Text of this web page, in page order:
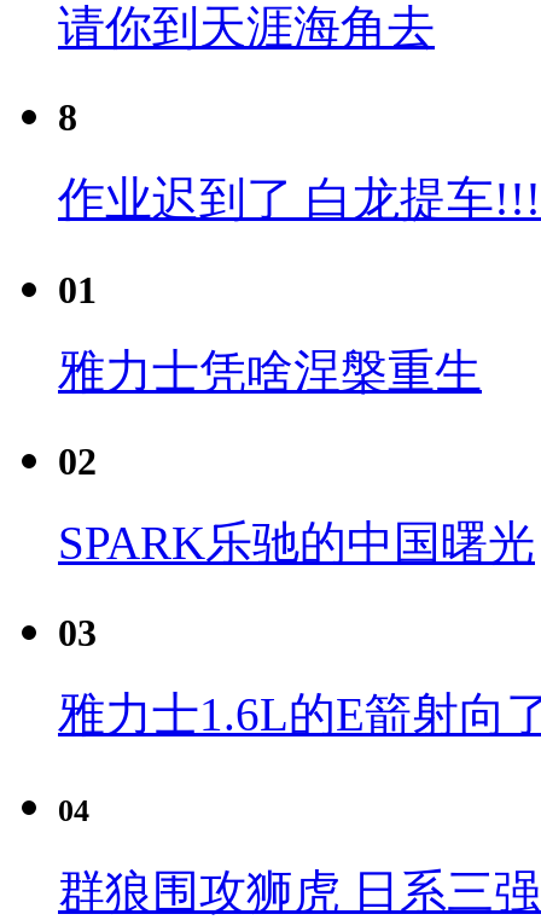
请你到天涯海角去
8
作业迟到了 白龙提车
01
雅力士凭啥涅槃重生
02
SPARK乐驰的中国曙光
03
雅力士1.6L的E箭射向
04
群狼围攻狮虎 日系三